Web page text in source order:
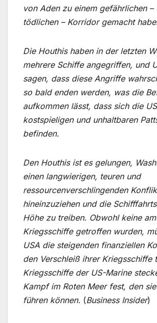
von Aden zu einem gefährlichen –
tödlichen – Korridor gemacht
Die Houthis haben in der letzten
mehrere Schiffe angegriffen, und
sagen, dass diese Angriffe
so bald enden werden, was die
aufkommen lässt, dass sich die
kostspieligen und unhaltbaren
befinden.
Den Houthis ist es gelungen,
einen langwierigen, teuren und
ressourcenverschlingenden
hineinzuziehen und die
Höhe zu treiben. Obwohl keine
Kriegsschiffe getroffen wurden,
USA die steigenden finanziellen
den Verschleiß ihrer Kriegsschiffe
Kriegsschiffe der US-Marine
Kampf im Roten Meer fest, den
führen können. (Business Insider)